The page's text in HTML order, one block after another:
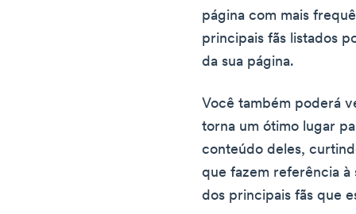
página com mais
principais fãs listados
da sua página.
Você também poderá
torna um ótimo lugar
conteúdo deles,
que fazem referência à
dos principais fãs que